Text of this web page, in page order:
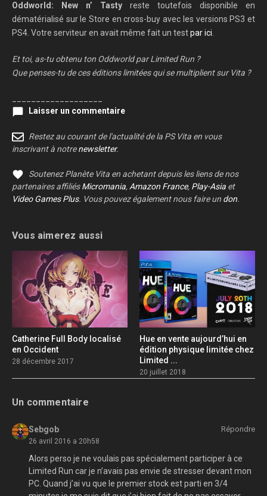
Oddworld: New n’ Tasty reste toutefois disponible en
dématérialisé sur le Store en cross-buy avec les versions PS3 et
PS4. Votre serviteur en avait même fait un testpar ici.
Et toi, as-tu obtenu ton Oddworld par Limited Run ?
Que penses-tu de ces éditions limitées qui se multiplient sur Vita ?
Laisser un commentaire
Restez au courant de l'actualité de la PS Vita en vous
inscrivant à notrenewsletter.
Soutenez Planète Vita en achetant depuis les liens de nos
partenaires affiliésMicromania, Amazon France, Play-Asia et
Video Games Plus. Vous pouvez également nous faire un don.
Vous aimerez aussi
Catherine Full Body localisé
en Occident
28 décembre 2017
Hue en vente aujourd’hui en
édition physique limitée chez
Limited ...
20 juillet 2018
Un commentaire
Sebgob
26 avril 2016 a 20h58
Répondre
Alors perso je ne voulais pas spécialement participer à ce
Limited Run car je n’avais pas envie de stresser devant mon
PC. Quand j’ai vu que le premier stock est parti en 3/4